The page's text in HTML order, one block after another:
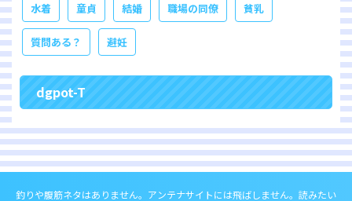
水着 童貞 結婚 職場の同僚 貧乳
質問ある？ 避妊
dgpot-T
釣りや腹筋ネタはありません。アンテナサイトには飛ばしません。読みたい